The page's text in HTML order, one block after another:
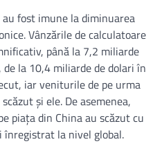
fost imune la diminuarea
Vânzările de calculatoare
până la 7,2 miliarde
la 10,4 miliarde de dolari în
iar veniturile de pe urma
şi ele. De asemenea,
piaţa din China au scăzut cu
înregistrat la nivel global.